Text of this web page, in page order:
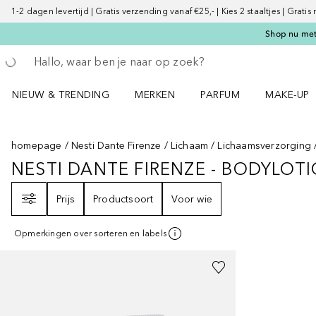
1-2 dagen levertijd | Gratis verzending vanaf €25,- | Kies 2 staaltjes | Gratis
Shop nu
Ga terug
Zoekopdracht uitvoeren
NIEUW & TRENDING
MERKEN
PARFUM
MAKE-UP
homepage Nesti Dante Firenze Lichaam Lichaamsverzorging
NESTI DANTE FIRENZE -
NESTI DANTE FIRENZE -
Prijs
Productsoort Voor wie
Opmerkingen over sorteren en labels